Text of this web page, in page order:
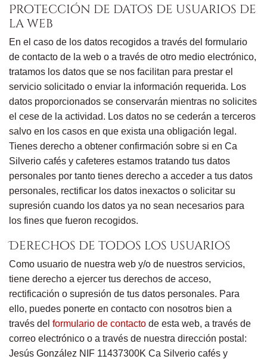
Protección de datos de usuarios de
la web
En el caso de los datos recogidos a través de formulario
de contacto de la web o a través de otro medio electrónico,
tratamos los datos que se nos facilitan para prestar el
servicio solicitado o enviar la información requerida. Los
datos proporcionados se conservarán mientras no solicites
el cese de la actividad. Los datos no se cederán a terceros
salvo en los casos en que exista una obligación legal.
Tienes derecho a obtener confirmación sobre si en Ca
Silverio cafés y cafeteres estamos tratando tus datos
personales por tanto tienes derecho a acceder a tus datos
personales, rectificar los datos inexactos o solicitar su
supresión cuando los datos ya no sean necesarios para
los fines que fueron recogidos.
Derechos de todos los usuarios
Como usuario de nuestra web y/o de nuestros servicios,
tiene derecho a ejercer tus derechos de acceso,
rectificación o supresión de tus datos personales. Para
ello, puedes ponerte en contacto con nosotros bien a
través del formulario de contacto de esta web, a través de
correo electrónico o a través de nuestra dirección postal:
Jesús González NIF 11437300K Ca Silverio cafés y